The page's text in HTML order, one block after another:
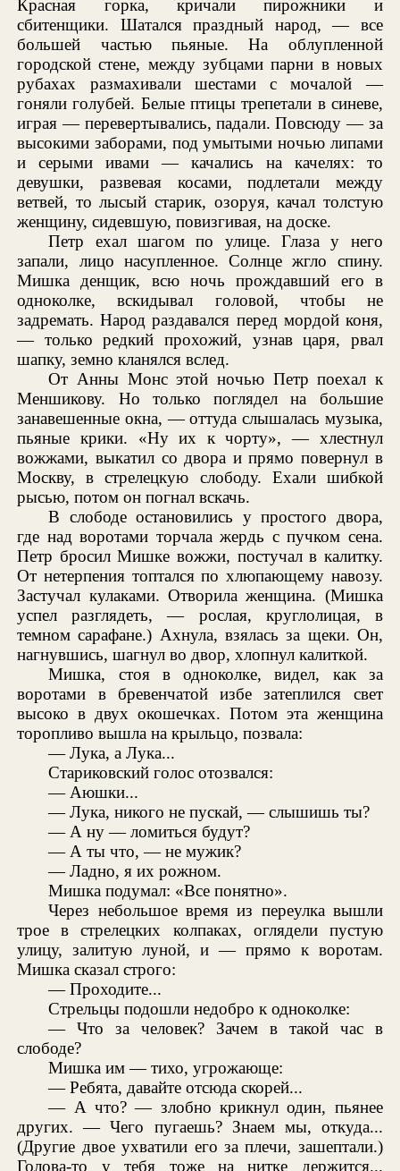
Красная горка, кричали пирожники и
сбитенщики. Шатался праздный народ, — все
большей частью пьяные. На облупленной
городской стене, между зубцами парни в новых
рубахах размахивали шестами с мочалой —
гоняли голубей. Белые птицы трепетали в синеве,
играя — перевертывались, падали. Повсюду — за
высокими заборами, под умытыми ночью липами
и серыми ивами — качались на качелях: то
девушки, развевая косами, подлетали между
ветвей, то лысый старик, озоруя, качал толстую
женщину, сидевшую, повизгивая, на доске.
Петр ехал шагом по улице. Глаза у него
запали, лицо насупленное. Солнце жгло спину.
Мишка денщик, всю ночь прождавший его в
одноколке, вскидывал головой, чтобы не
задремать. Народ раздавался перед мордой коня,
— только редкий прохожий, узнав царя, рвал
шапку, земно кланялся вслед.
От Анны Монс этой ночью Петр поехал к
Меншикову. Но только поглядел на большие
занавешенные окна, — оттуда слышалась музыка,
пьяные крики. «Ну их к чорту», — хлестнул
вожжами, выкатил со двора и прямо повернул в
Москву, в стрелецкую слободу. Ехали шибкой
рысью, потом он погнал вскачь.
В слободе остановились у простого двора,
где над воротами торчала жердь с пучком сена.
Петр бросил Мишке вожжи, постучал в калитку.
От нетерпения топтался по хлюпающему навозу.
Застучал кулаками. Отворила женщина. (Мишка
успел разглядеть, — рослая, круглолицая, в
темном сарафане.) Ахнула, взялась за щеки. Он,
нагнувшись, шагнул во двор, хлопнул калиткой.
Мишка, стоя в одноколке, видел, как за
воротами в бревенчатой избе затеплился свет
высоко в двух окошечках. Потом эта женщина
торопливо вышла на крыльцо, позвала:
— Лука, а Лука...
Стариковский голос отозвался:
— Аюшки...
— Лука, никого не пускай, — слышишь ты?
— А ну — ломиться будут?
— А ты что, — не мужик?
— Ладно, я их рожном.
Мишка подумал: «Все понятно».
Через небольшое время из переулка вышли
трое в стрелецких колпаках, оглядели пустую
улицу, залитую луной, и — прямо к воротам.
Мишка сказал строго:
— Проходите...
Стрельцы подошли недобро к одноколке:
— Что за человек? Зачем в такой час в
слободе?
Мишка им — тихо, угрожающе:
— Ребята, давайте отсюда скорей...
— А что? — злобно крикнул один, пьянее
других. — Чего пугаешь? Знаем мы, откуда...
(Другие двое ухватили его за плечи, зашептали.)
Голова-то у тебя тоже на нитке держится...